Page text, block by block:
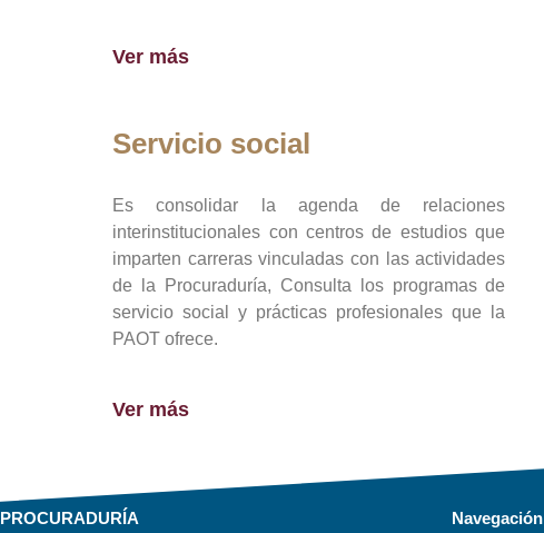
Ver más
Servicio social
Es consolidar la agenda de relaciones
interinstitucionales con centros de estudios que
imparten carreras vinculadas con las actividades
de la Procuraduría, Consulta los programas de
servicio social y prácticas profesionales que la
PAOT ofrece.
Ver más
PROCURADURÍA Navegación